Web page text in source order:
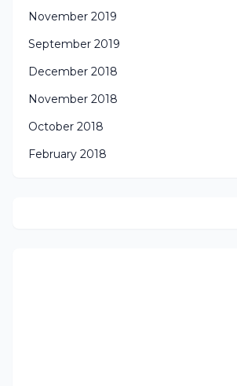
November 2019
September 2019
December 2018
November 2018
October 2018
February 2018